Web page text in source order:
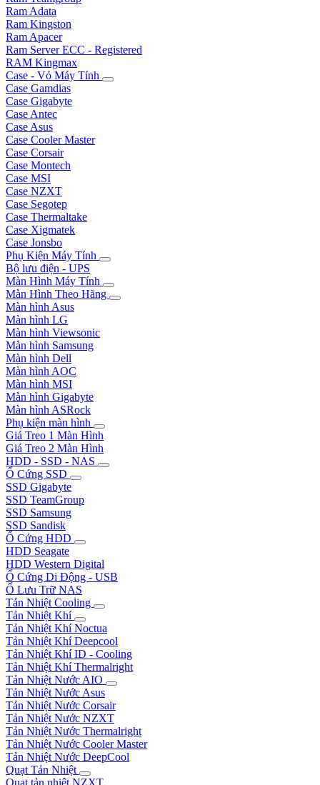
Ram Adata
Ram Kingston
Ram Apacer
Ram Server ECC - Registered
RAM Kingmax
Case - Vỏ Máy Tính
Case Gamdias
Case Gigabyte
Case Antec
Case Asus
Case Cooler Master
Case Corsair
Case Montech
Case MSI
Case NZXT
Case Segotep
Case Thermaltake
Case Xigmatek
Case Jonsbo
Phụ Kiện Máy Tính
Bộ lưu điện - UPS
Màn Hình Máy Tính
Màn Hình Theo Hãng
Màn hình Asus
Màn hình LG
Màn hình Viewsonic
Màn hình Samsung
Màn hình Dell
Màn hình AOC
Màn hình MSI
Màn hình Gigabyte
Màn hình ASRock
Phụ kiện màn hình
Giá Treo 1 Màn Hình
Giá Treo 2 Màn Hình
HDD - SSD - NAS
Ổ Cứng SSD
SSD Gigabyte
SSD TeamGroup
SSD Samsung
SSD Sandisk
Ổ Cứng HDD
HDD Seagate
HDD Western Digital
Ổ Cứng Di Động - USB
Ổ Lưu Trữ NAS
Tản Nhiệt Cooling
Tản Nhiệt Khí
Tản Nhiệt Khí Noctua
Tản Nhiệt Khí Deepcool
Tản Nhiệt Khí ID - Cooling
Tản Nhiệt Khí Thermalright
Tản Nhiệt Nước AIO
Tản Nhiệt Nước Asus
Tản Nhiệt Nước Corsair
Tản Nhiệt Nước NZXT
Tản Nhiệt Nước Thermalright
Tản Nhiệt Nước Cooler Master
Tản Nhiệt Nước DeepCool
Quạt Tản Nhiệt
Quạt tản nhiệt NZXT